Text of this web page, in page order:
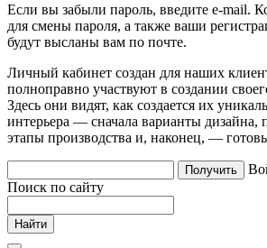
Если вы забыли пароль, введите e-mail.
для смены пароля, а также ваши
будут высланы вам по почте.
Личный кабинет создан для наших
полноправно участвуют в создании
Здесь они видят, как создается их
интерьера — сначала варианты дизайна,
этапы производства и, наконец, —
Поиск по сайту